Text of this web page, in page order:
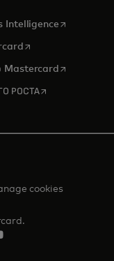
Intelligenceopens in a
opens in a new tab
Mastercardopens in a
РОСТАopens in a new
cookies